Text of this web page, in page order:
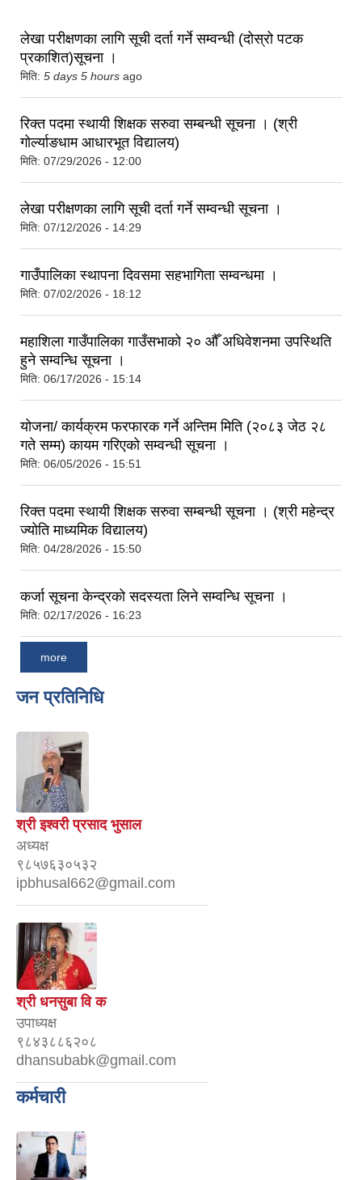
लेखा परीक्षणका लागि सूची दर्ता गर्ने सम्वन्धी (दोस्रो पटक
प्रकाशित)सूचना ।
मिति: 5 days 5 hours ago
रिक्त पदमा स्थायी शिक्षक सरुवा सम्बन्धी सूचना । (श्री
गोर्ल्याङधाम आधारभूत विद्यालय)
मिति: 07/29/2026 - 12:00
लेखा परीक्षणका लागि सूची दर्ता गर्ने सम्वन्धी सूचना ।
मिति: 07/12/2026 - 14:29
गाउँपालिका स्थापना दिवसमा सहभागिता सम्वन्धमा ।
मिति: 07/02/2026 - 18:12
महाशिला गाउँपालिका गाउँसभाको २० औँ अधिवेशनमा उपस्थिति
हुने सम्वन्धि सूचना ।
मिति: 06/17/2026 - 15:14
योजना/ कार्यक्रम फरफारक गर्ने अन्तिम मिति (२०८३ जेठ २८
गते सम्म) कायम गरिएको सम्वन्धी सूचना ।
मिति: 06/05/2026 - 15:51
रिक्त पदमा स्थायी शिक्षक सरुवा सम्बन्धी सूचना । (श्री महेन्द्र
ज्योति माध्यमिक विद्यालय)
मिति: 04/28/2026 - 15:50
कर्जा सूचना केन्द्रको सदस्यता लिने सम्वन्धि सूचना ।
मिति: 02/17/2026 - 16:23
more
जन प्रतिनिधि
श्री इश्वरी प्रसाद भुसाल
अध्यक्ष
९८५७६३०५३२
ipbhusal662@gmail.com
श्री धनसुबा वि क
उपाध्यक्ष
९८४३८८६२०८
dhansubabk@gmail.com
कर्मचारी